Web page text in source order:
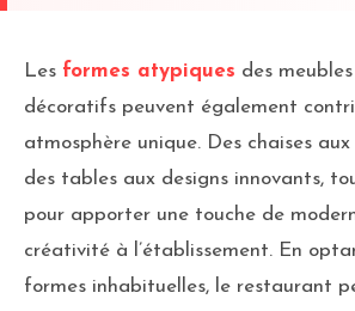
Les formes atypiques des
décoratifs peuvent également
atmosphère unique. Des chaises
des tables aux designs innovants,
pour apporter une touche de
créativité à l’établissement. En
formes inhabituelles, le restaurant